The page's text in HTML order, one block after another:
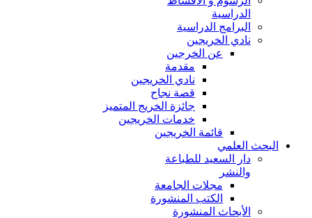
الدراسية
البرامج الدراسية
نادي الخريجين
عن الخرجين
مقدمة
نادي الخريجين
قصة نجاح
جائزة الخريج المتميز
خدمات الخريجين
قائمة الخريجين
البحث العلمي
دار السعيد للطباعة
والنشر
مجلات الجامعة
الكتب المنشورة
الأبحاث المنشورة